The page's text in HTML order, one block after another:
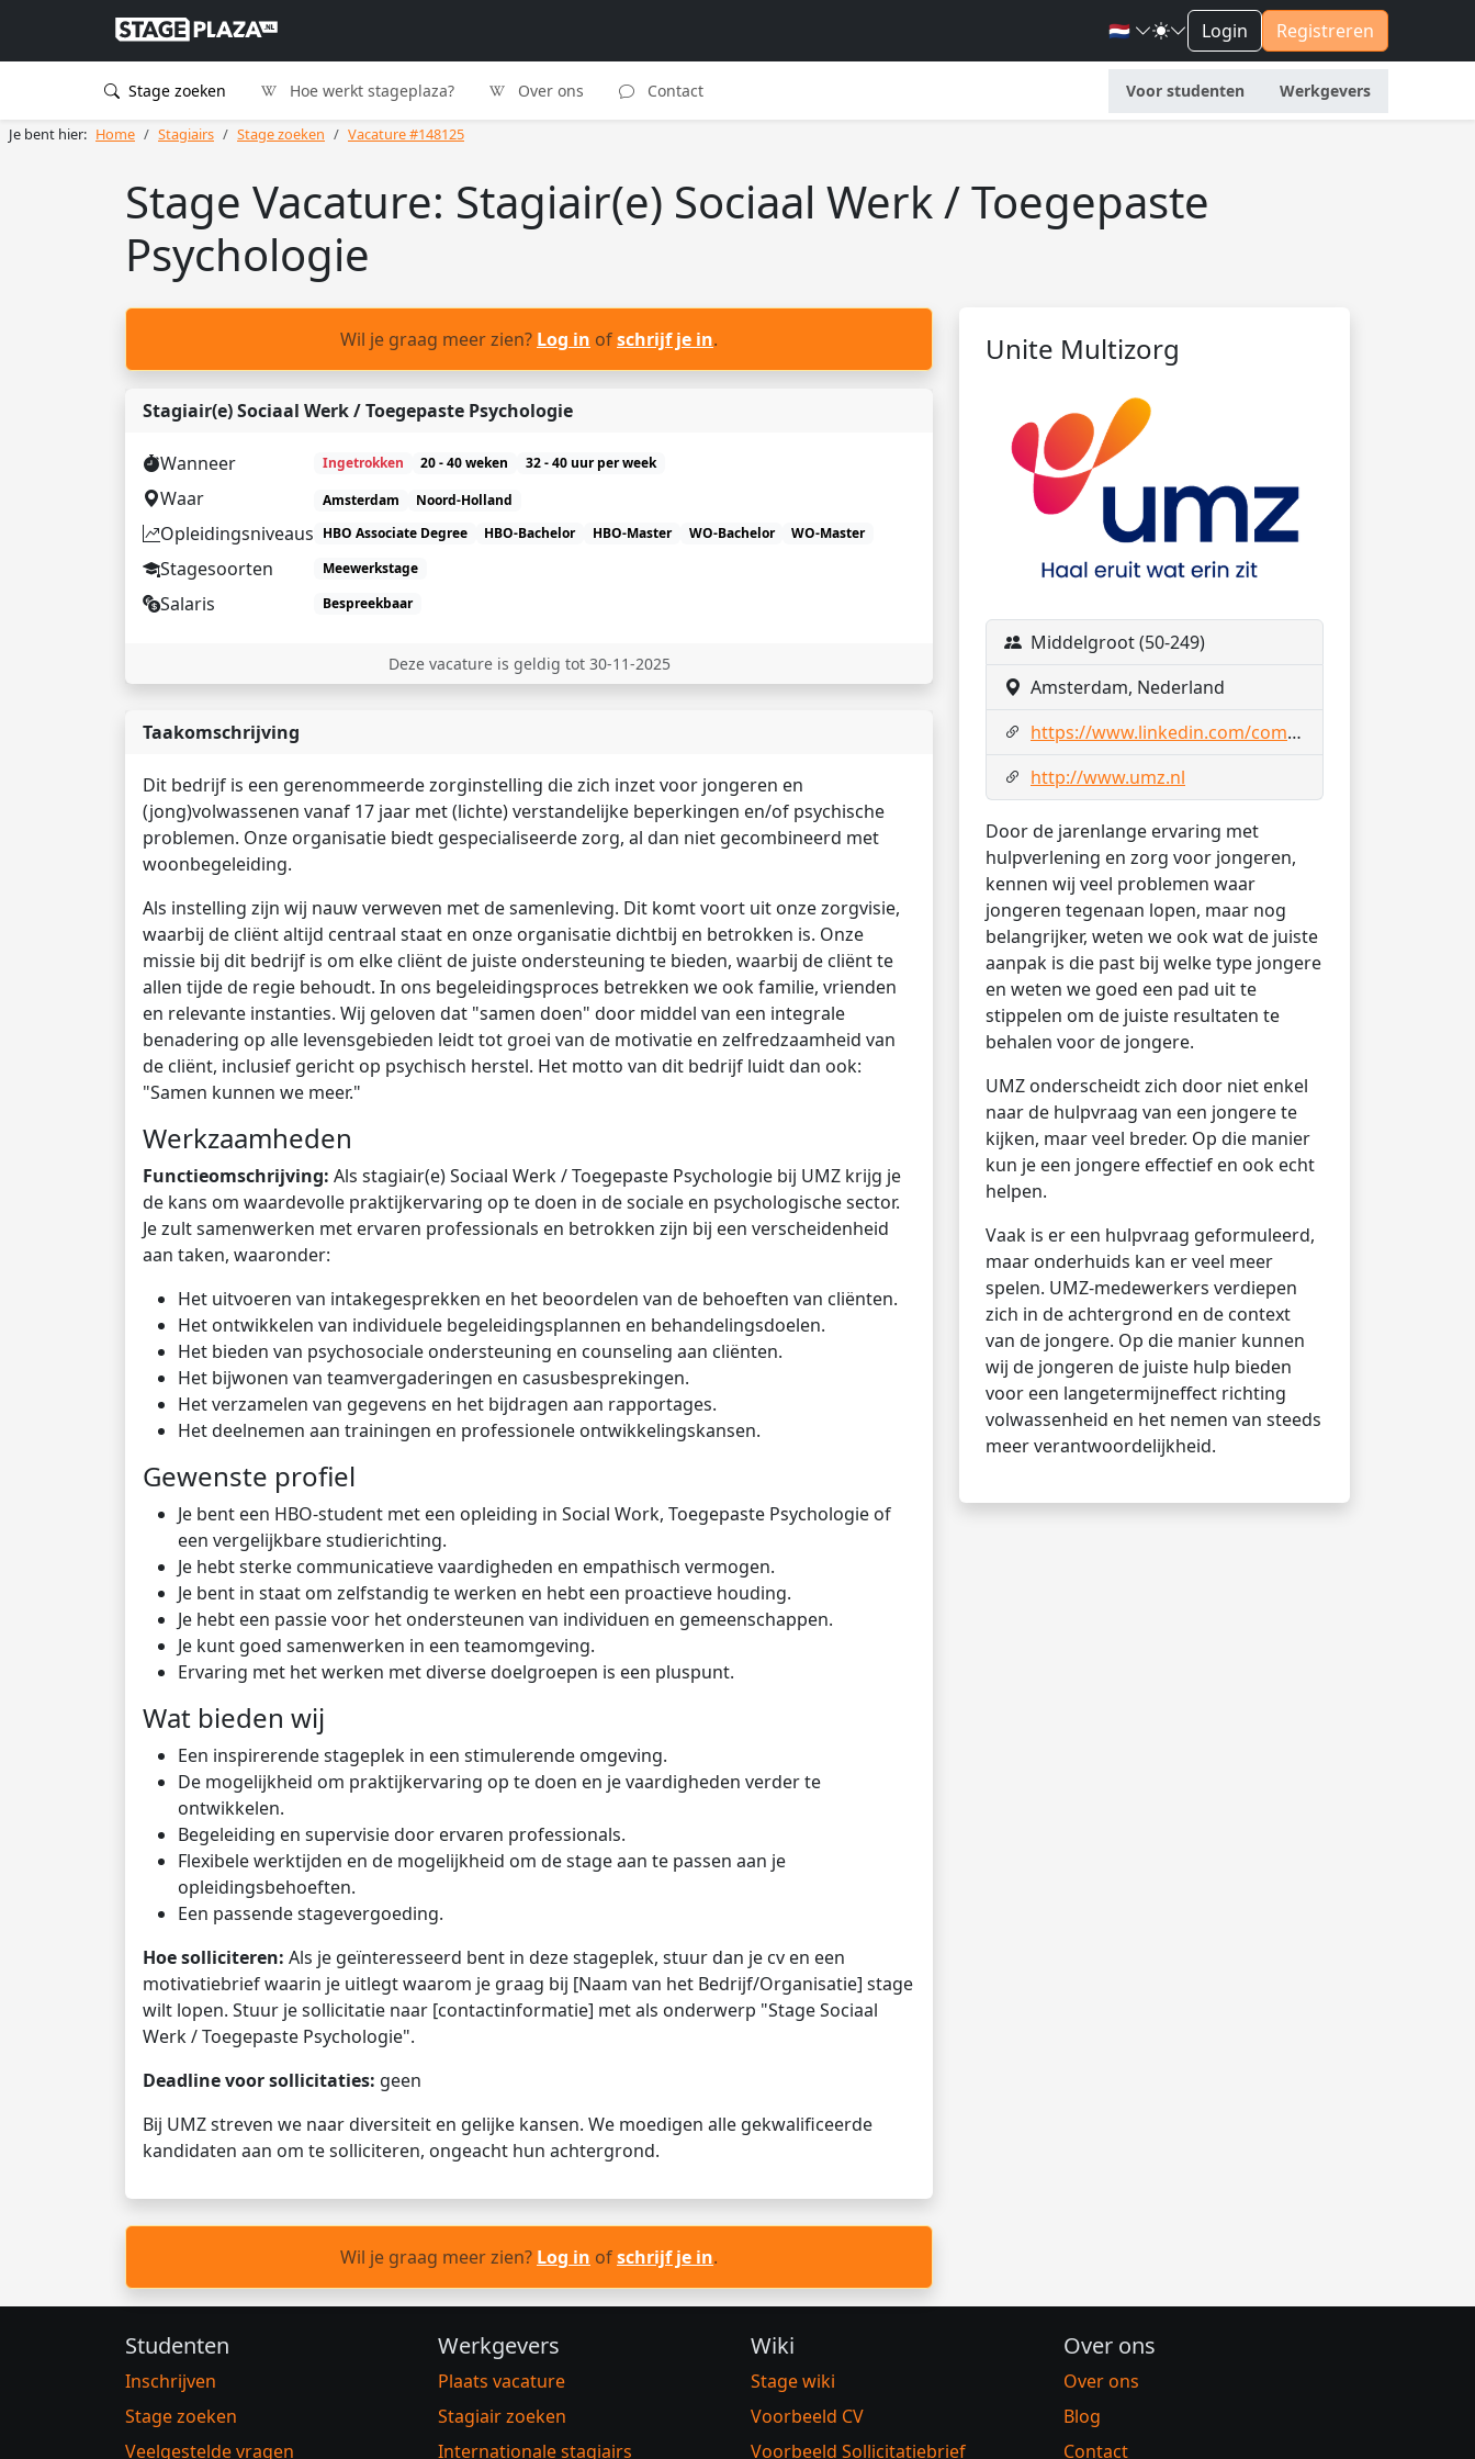
🇳🇱 Login Registreren
Stage zoeken Hoe werkt stageplaza? Over ons Contact Voor studenten Werkgevers
Je bent hier: Home Stagiairs Stage zoeken Vacature #148125
Stage Vacature: Stagiair(e) Sociaal Werk / Toegepaste
Psychologie
Wil je graag meer zien? Log in ofschrijf je in.
Stagiair(e) Sociaal Werk / Toegepaste Psychologie
Wanneer Ingetrokken 20 - 40 weken 32 - 40 uur per week
Waar Amsterdam Noord-Holland
Opleidingsniveaus HBO Associate Degree HBO-Bachelor HBO-Master WO-Bachelor WO-Master
Stagesoorten Meewerkstage
Salaris Bespreekbaar
Deze vacature is geldig tot 30-11-2025
Taakomschrijving
Dit bedrijf is een gerenommeerde zorginstelling die zich inzet voor jongeren en
(jong)volwassenen vanaf 17 jaar met (lichte) verstandelijke beperkingen en/of psychische
problemen. Onze organisatie biedt gespecialiseerde zorg, al dan niet gecombineerd met
woonbegeleiding.
Als instelling zijn wij nauw verweven met de samenleving. Dit komt voort uit onze zorgvisie,
waarbij de cliënt altijd centraal staat en onze organisatie dichtbij en betrokken is. Onze
missie bij dit bedrijf is om elke cliënt de juiste ondersteuning te bieden, waarbij de cliënt te
allen tijde de regie behoudt. In ons begeleidingsproces betrekken we ook familie, vrienden
en relevante instanties. Wij geloven dat "samen doen" door middel van een integrale
benadering op alle levensgebieden leidt tot groei van de motivatie en zelfredzaamheid van
de cliënt, inclusief gericht op psychisch herstel. Het motto van dit bedrijf luidt dan ook:
"Samen kunnen we meer."
Werkzaamheden
Functieomschrijving: Als stagiair(e) Sociaal Werk / Toegepaste Psychologie bij UMZ krijg je
de kans om waardevolle praktijkervaring op te doen in de sociale en psychologische sector.
Je zult samenwerken met ervaren professionals en betrokken zijn bij een verscheidenheid
aan taken, waaronder:
Het uitvoeren van intakegesprekken en het beoordelen van de behoeften van cliënten.
Het ontwikkelen van individuele begeleidingsplannen en behandelingsdoelen.
Het bieden van psychosociale ondersteuning en counseling aan cliënten.
Het bijwonen van teamvergaderingen en casusbesprekingen.
Het verzamelen van gegevens en het bijdragen aan rapportages.
Het deelnemen aan trainingen en professionele ontwikkelingskansen.
Gewenste profiel
Je bent een HBO-student met een opleiding in Social Work, Toegepaste Psychologie of
een vergelijkbare studierichting.
Je hebt sterke communicatieve vaardigheden en empathisch vermogen.
Je bent in staat om zelfstandig te werken en hebt een proactieve houding.
Je hebt een passie voor het ondersteunen van individuen en gemeenschappen.
Je kunt goed samenwerken in een teamomgeving.
Ervaring met het werken met diverse doelgroepen is een pluspunt.
Wat bieden wij
Een inspirerende stageplek in een stimulerende omgeving.
De mogelijkheid om praktijkervaring op te doen en je vaardigheden verder te
ontwikkelen.
Begeleiding en supervisie door ervaren professionals.
Flexibele werktijden en de mogelijkheid om de stage aan te passen aan je
opleidingsbehoeften.
Een passende stagevergoeding.
Hoe solliciteren: Als je geïnteresseerd bent in deze stageplek, stuur dan je cv en een
motivatiebrief waarin je uitlegt waarom je graag bij [Naam van het Bedrijf/Organisatie] stage
wilt lopen. Stuur je sollicitatie naar [contactinformatie] met als onderwerp "Stage Sociaal
Werk / Toegepaste Psychologie".
Deadline voor sollicitaties: geen
Bij UMZ streven we naar diversiteit en gelijke kansen. We moedigen alle gekwalificeerde
kandidaten aan om te solliciteren, ongeacht hun achtergrond.
Wil je graag meer zien? Log in ofschrijf je in.
Unite Multizorg
Middelgroot (50-249)
Amsterdam, Nederland
https://www.linkedin.com/company/20283741/admin/page-posts/published/
http://www.umz.nl
Door de jarenlange ervaring met
hulpverlening en zorg voor jongeren,
kennen wij veel problemen waar
jongeren tegenaan lopen, maar nog
belangrijker, weten we ook wat de juiste
aanpak is die past bij welke type jongere
en weten we goed een pad uit te
stippelen om de juiste resultaten te
behalen voor de jongere.
UMZ onderscheidt zich door niet enkel
naar de hulpvraag van een jongere te
kijken, maar veel breder. Op die manier
kun je een jongere effectief en ook echt
helpen.
Vaak is er een hulpvraag geformuleerd,
maar onderhuids kan er veel meer
spelen. UMZ-medewerkers verdiepen
zich in de achtergrond en de context
van de jongere. Op die manier kunnen
wij de jongeren de juiste hulp bieden
voor een langetermijneffect richting
volwassenheid en het nemen van steeds
meer verantwoordelijkheid.
Studenten
Inschrijven
Stage zoeken
Veelgestelde vragen
Werkgevers
Plaats vacature
Stagiair zoeken
Internationale stagiairs
Wiki
Stage wiki
Voorbeeld CV
Voorbeeld Sollicitatiebrief
Over ons
Over ons
Blog
Contact